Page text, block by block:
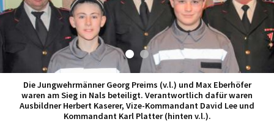
Die Jungwehrmänner Georg Preims (v.l.) und Max Eberhöfer
waren am Sieg in Nals beteiligt. Verantwortlich dafür waren
Ausbildner Herbert Kaserer, Vize-Kommandant David Lee und
Kommandant Karl Platter (hinten v.l.).